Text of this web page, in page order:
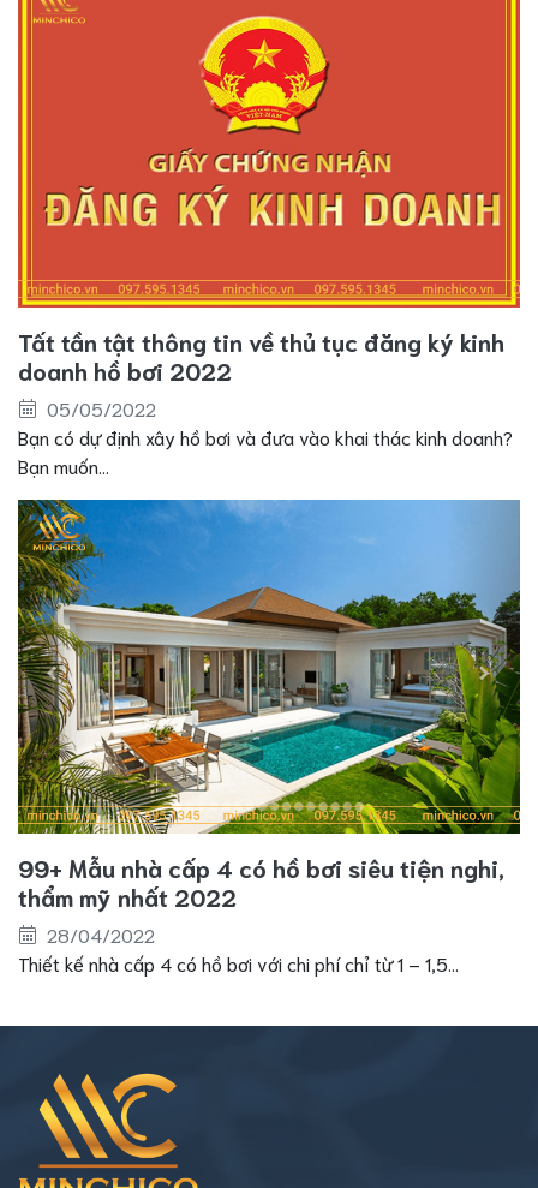
Tất tần tật thông tin về thủ tục đăng ký kinh
doanh hồ bơi 2022
05/05/2022
Bạn có dự định xây hồ bơi và đưa vào khai thác kinh doanh?
Bạn muốn...
99+ Mẫu nhà cấp 4 có hồ bơi siêu tiện nghi,
thẩm mỹ nhất 2022
28/04/2022
Thiết kế nhà cấp 4 có hồ bơi với chi phí chỉ từ 1 – 1,5...